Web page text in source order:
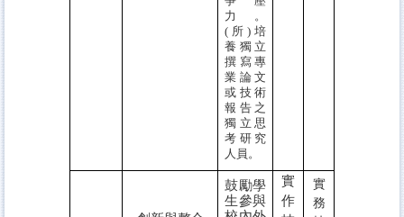
力。
(所)培
養獨立
撰寫專
業論文
或技術
報告之
獨立思
考研究
人員。
鼓勵學
生參與
實
作
實
務